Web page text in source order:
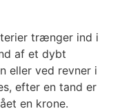
trænger ind i
af et dybt
eller ved revner i
efter en tand er
en krone.